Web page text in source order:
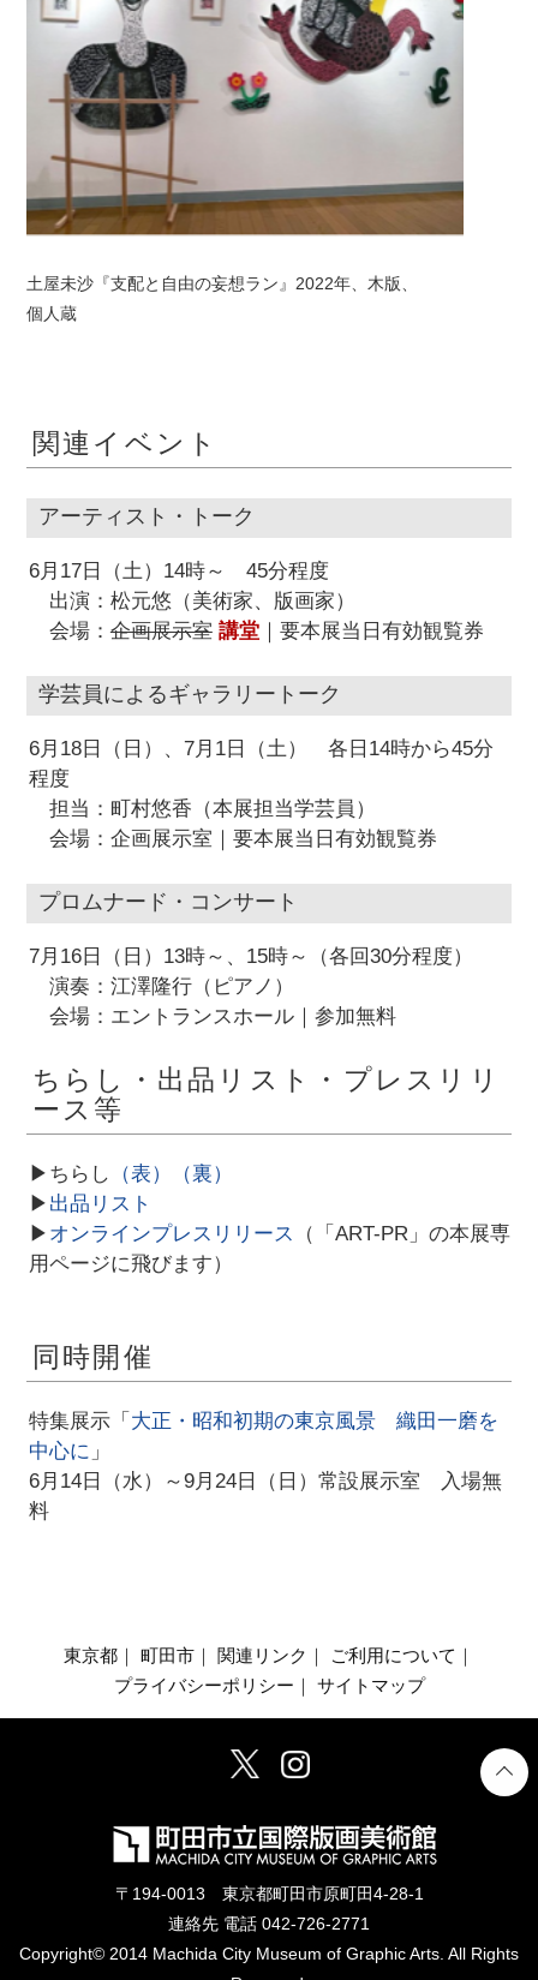
土屋未沙『支配と自由の妄想ラン』2022年、木版、
個人蔵
関連イベント
アーティスト・トーク
6月17日（土）14時～ 45分程度
出演：松元悠（美術家、版画家）
会場：企画展示室 講堂｜要本展当日有効観覧券
学芸員によるギャラリートーク
6月18日（日）、7月1日（土） 各日14時から45分
程度
担当：町村悠香（本展担当学芸員）
会場：企画展示室｜要本展当日有効観覧券
プロムナード・コンサート
7月16日（日）13時～、15時～（各回30分程度）
演奏：江澤隆行（ピアノ）
会場：エントランスホール｜参加無料
ちらし・出品リスト・プレスリリ
ース等
▶ちらし （表）
（裏）
▶ 出品リスト
▶ オンラインプレスリリース （「ART-PR」の本展専
用ページに飛びます）
同時開催
特集展示「 大正・昭和初期の東京風景 織田一磨を
中心に 」
6月14日（水）～9月24日（日）常設展示室 入場無
料
東京都 ｜ 町田市 ｜ 関連リンク ｜ ご利用について ｜
プライバシーポリシー ｜ サイトマップ
〒194-0013 東京都町田市原町田4-28-1
連絡先 電話 042-726-2771
Copyright© 2014 Machida City Museum of Graphic Arts. All Rights